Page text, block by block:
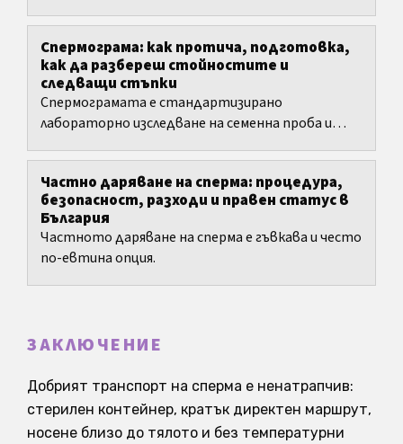
домашни условия.
Спермограма: как протича, подготовка,
как да разбереш стойностите и
следващи стъпки
Спермограмата е стандартизирано
лабораторно изследване на семенна проба и
фактор при проблеми с...
Частно даряване на сперма: процедура,
безопасност, разходи и правен статус в
България
Частното даряване на сперма е гъвкава и често
по-евтина опция.
ЗАКЛЮЧЕНИЕ
Добрият транспорт на сперма е ненатрапчив:
стерилен контейнер, кратък директен маршрут,
носене близо до тялото и без температурни